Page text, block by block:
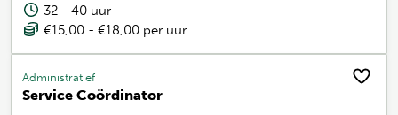
32 - 40 uur
€15,00 - €18,00 per uur
Administratief
Service Coördinator